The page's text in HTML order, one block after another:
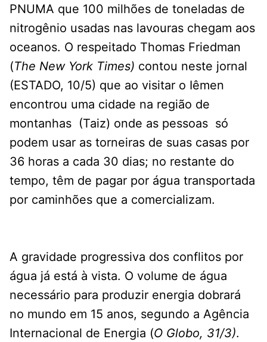
PNUMA que 100 milhões de toneladas de
nitrogênio usadas nas lavouras chegam aos
oceanos. O respeitado Thomas Friedman
(The New York Times) contou neste jornal
(ESTADO, 10/5) que ao visitar o Iêmen
encontrou uma cidade na região de
montanhas (Taiz) onde as pessoas só
podem usar as torneiras de suas casas por
36 horas a cada 30 dias; no restante do
tempo, têm de pagar por água transportada
por caminhões que a comercializam.
A gravidade progressiva dos conflitos por
água já está à vista. O volume de água
necessário para produzir energia dobrará
no mundo em 15 anos, segundo a Agência
Internacional de Energia (O Globo, 31/3).